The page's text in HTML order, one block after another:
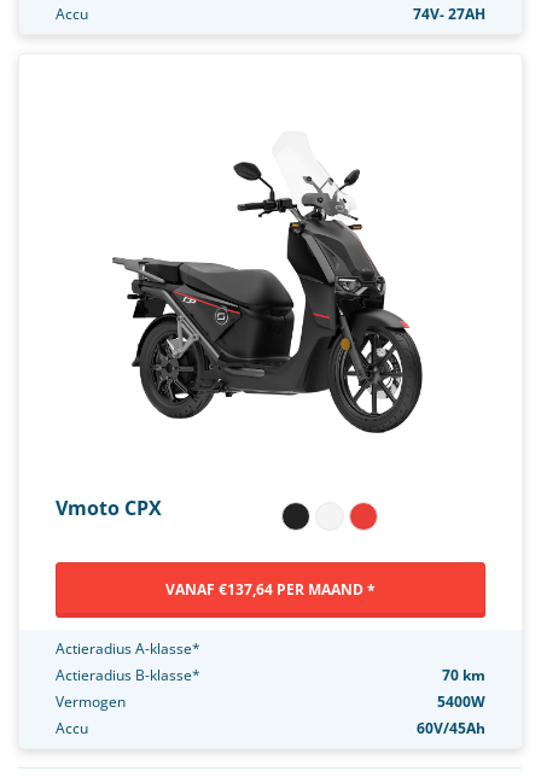
Accu
74V- 27AH
Vmoto CPX
VANAF €137,64 PER MAAND *
Actieradius A-klasse*
Actieradius B-klasse*
70 km
Vermogen
5400W
Accu
60V/45Ah